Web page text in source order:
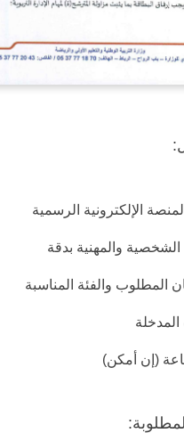
الإلكترونية الرسمية
الشخصية والمهنية بدقة
المطلوب والفئة المناسبة
المدخلة
(إن أمكن)